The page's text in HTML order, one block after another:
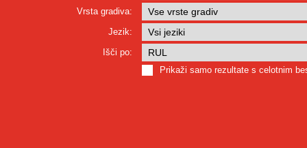
Vrsta gradiva:
Jezik:
Išči po:
Prikaži samo rezultate s celotnim